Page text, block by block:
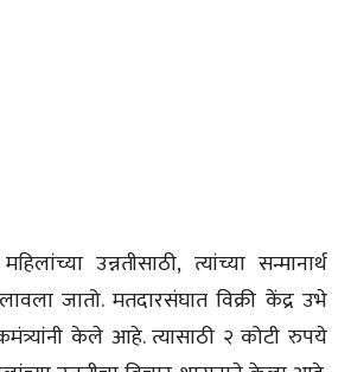
उन्नतीसाठी, त्यांच्या सन्मानार्थ
जातो. मतदारसंघात विक्री केंद्र उभे
केले आहे. त्यासाठी २ कोटी रुपये